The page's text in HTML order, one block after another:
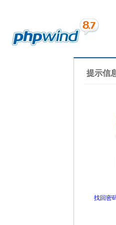
提示信
找回密